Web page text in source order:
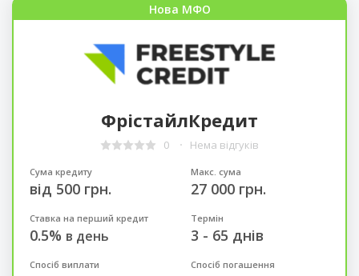
Нова МФО
ФрістайлКредит
0 Нема відгуків
Сума кредиту
від 500 грн.
Макс. сума
27 000 грн.
Ставка на перший кредит
0.5% в день
Термін
3 - 65 днів
Спосіб виплати Спосіб погашення